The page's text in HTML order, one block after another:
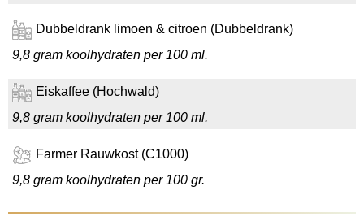
Dubbeldrank limoen & citroen (Dubbeldrank)
9,8 gram koolhydraten per 100 ml.
Eiskaffee (Hochwald)
9,8 gram koolhydraten per 100 ml.
Farmer Rauwkost (C1000)
9,8 gram koolhydraten per 100 gr.